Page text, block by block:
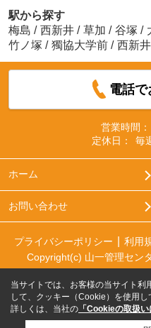
駅から探す
梅島 / 西新井 / 草加 / 谷塚 /
竹ノ塚 / 獨協大学前 / 西新
電話
営業時間：
定休日：
毎
ホーム
お問い合わせ
プライバシーポリシー 利用
Copyright(c) 山一管理セン
当サイトでは、お客様の当サイト利
して、クッキー（Cookie）を使用し
詳しくは、当社の 「Cookieの取扱い